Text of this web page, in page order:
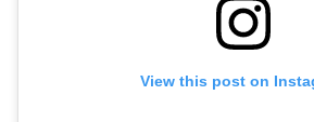
View this post on